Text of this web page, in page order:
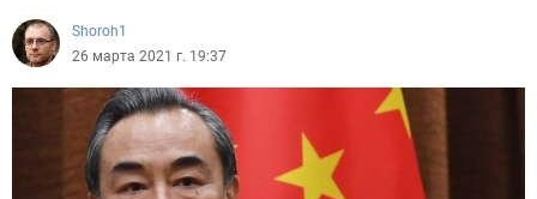
Shoroh1
26 марта 2021 г. 19:37